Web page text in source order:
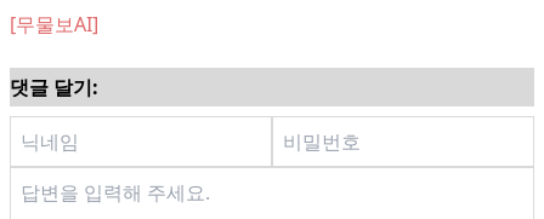
[무물보AI]
댓글 달기: